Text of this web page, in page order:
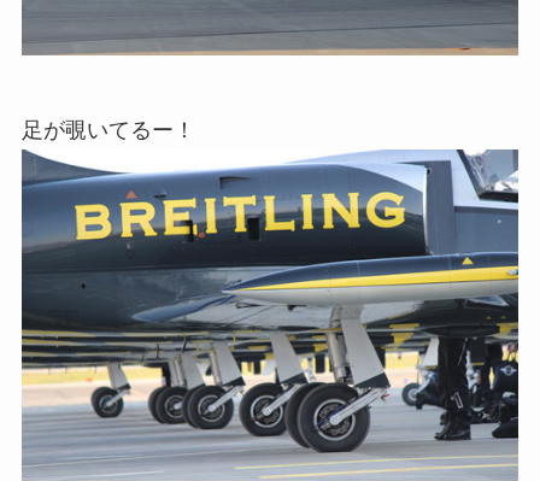
足が覗いてるー！